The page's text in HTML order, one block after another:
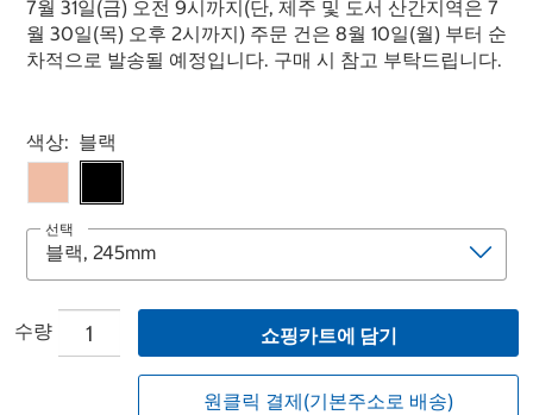
7월 31일(금) 오전 9시까지(단, 제주 및 도서 산간지역은 7
월 30일(목) 오후 2시까지) 주문 건은 8월 10일(월) 부터 순
차적으로 발송될 예정입니다. 구매 시 참고 부탁드립니다.
Select product
색상: 블랙
선택
수량 쇼핑카트에 담기
원클릭 결제(기본주소로 배송)